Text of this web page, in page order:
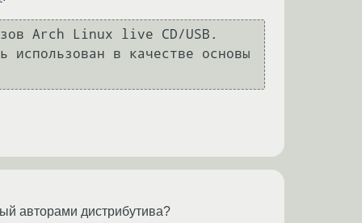
Arch Linux live CD/USB.
в качестве основы
авторами дистрибутива?